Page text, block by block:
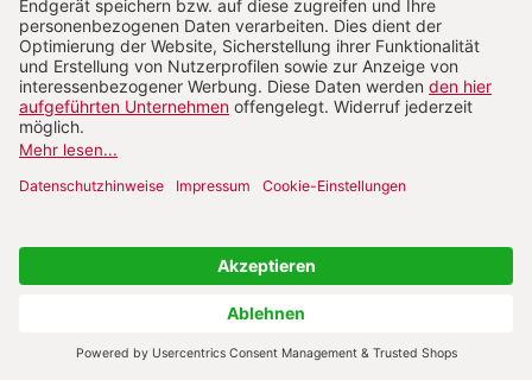
Treibstoff fehlt, um weiterhin toxische
Beziehungen zu entfachen. Mir scheint,
dass Volf den Christen tatsächlich die
Schlüsselfrage stellt: Was für ein Selbst müssen
wir sein, um in Harmonie mit anderen zu leben?
Arbeit einer neuen theologischen Reflexion
leisten, sind sie meines Erachtens am besten
gerüstet, Christen auszubilden, die in der Lage